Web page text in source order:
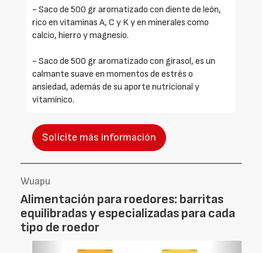
- Saco de 500 gr aromatizado con diente de león,
rico en vitaminas A, C y K y en minerales como
calcio, hierro y magnesio.
- Saco de 500 gr aromatizado con girasol, es un
calmante suave en momentos de estrés o
ansiedad, además de su aporte nutricional y
vitamínico.
Solicite más información
Wuapu
Alimentación para roedores: barritas
equilibradas y especializadas para cada
tipo de roedor